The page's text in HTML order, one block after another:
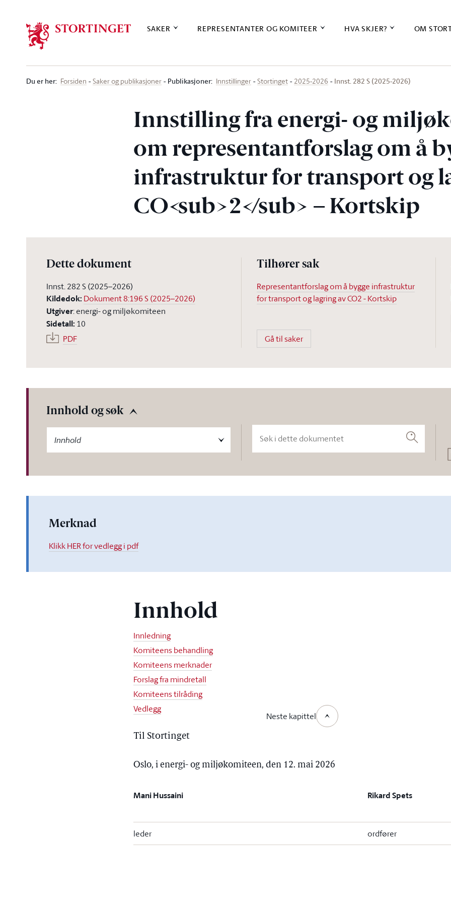
SAKER REPRESENTANTER OG KOMITEER HVA SKJER? OM
Du er her: Forsiden Saker og publikasjoner Publikasjoner: Innstillinger Stortinget 2025-2026 Innst. 282 S (2025-2026)
Innstilling fra energi- og
om representantforslag om å
infrastruktur for transport og
CO<sub>2</sub> – Kortskip
Dette dokument
Innst. 282 S (2025–2026)
Kildedok: Dokument 8:196 S (2025–2026)
Utgiver:energi- og miljøkomiteen
Sidetall: 10
PDF
Tilhører sak
Representantforslag om å bygge infrastruktur
for transport og lagring av CO2 - Kortskip
Gå til saker
Innhold og søk
Innhold Søk
Merknad
Klikk HER for vedlegg i pdf
Innhold
Innledning
Komiteens behandling
Komiteens merknader
Forslag fra mindretall
Komiteens tilråding
Vedlegg
Neste kapittel
Til Stortinget
Oslo, i energi- og miljøkomiteen, den 12. mai 2026
Mani Hussaini Rikard Spets
leder ordfører